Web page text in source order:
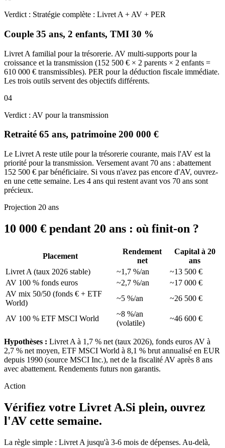
Verdict : Stratégie complète : Livret A + AV + PER
Couple 35 ans, 2 enfants, TMI 30 %
Livret A familial pour la trésorerie. AV multi-supports pour la
croissance et la transmission (152 500 € × 2 parents × 2 enfants =
610 000 € transmissibles). PER pour la déduction fiscale immédiate.
Les trois outils servent des objectifs différents.
04
Verdict : AV pour la transmission
Retraité 65 ans, patrimoine 200 000 €
Le Livret A reste utile pour la trésorerie courante, mais l'AV est la
priorité pour la transmission. Versement avant 70 ans : abattement
152 500 € par bénéficiaire. Si vous n'avez pas encore d'AV, ouvrez-
en une cette semaine. Les 4 ans qui restent avant vos 70 ans sont
précieux.
Projection 20 ans
10 000 € pendant 20 ans : où finit-on ?
Placement
Rendement
net
Capital à 20
ans
Livret A (taux 2026 stable)
~1,7 %/an
~13 500 €
AV 100 % fonds euros
~2,7 %/an
~17 000 €
AV mix 50/50 (fonds € + ETF
World)
~5 %/an ~26 500 €
AV 100 % ETF MSCI World
~8 %/an
(volatile)
~46 600 €
Hypothèses : Livret A à 1,7 % net (taux 2026), fonds euros AV à
2,7 % net moyen, ETF MSCI World à 8,1 % brut annualisé en EUR
depuis 1990 (source MSCI Inc.), net de la fiscalité AV après 8 ans
avec abattement. Rendements futurs non garantis.
Action
Vérifiez votre Livret A.Si plein, ouvrez
l'AV cette semaine.
La règle simple : Livret A jusqu'à 3-6 mois de dépenses. Au-delà,